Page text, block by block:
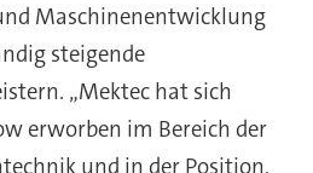
Maschinenentwicklung
steigende
„Mektec hat sich
erworben im Bereich der